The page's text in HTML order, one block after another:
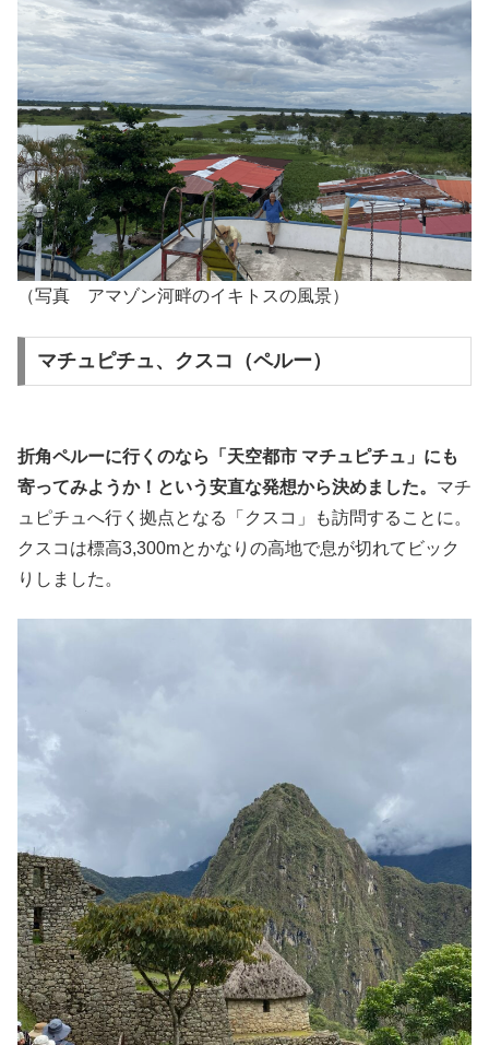
（写真 アマゾン河畔のイキトスの風景）
マチュピチュ、クスコ（ペルー）
折角ペルーに行くのなら「天空都市 マチュピチュ」にも
寄ってみようか！という安直な発想から決めました。 マチ
ュピチュへ行く拠点となる「クスコ」も訪問することに。
クスコは標高3,300mとかなりの高地で息が切れてビック
りしました。